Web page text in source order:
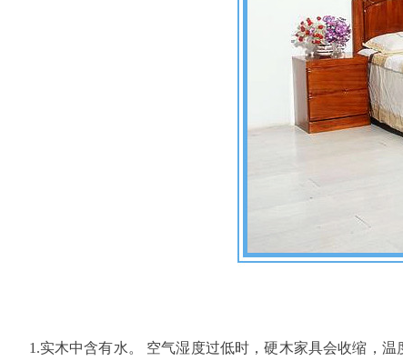
1.实木中含有水。 空气湿度过低时，硬木家具会收缩，